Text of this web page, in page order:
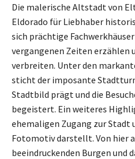
Die malerische Altstadt von
Eldorado für Liebhaber
sich prächtige
vergangenen Zeiten erzählen
verbreiten. Unter den
sticht der imposante
Stadtbild prägt und die
begeistert. Ein weiteres
ehemaligen Zugang zur Stadt
Fotomotiv darstellt. Von hier
beeindruckenden Burgen und